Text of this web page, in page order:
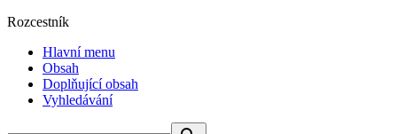
Rozcestník
Hlavní menu
Obsah
Doplňující obsah
Vyhledávání